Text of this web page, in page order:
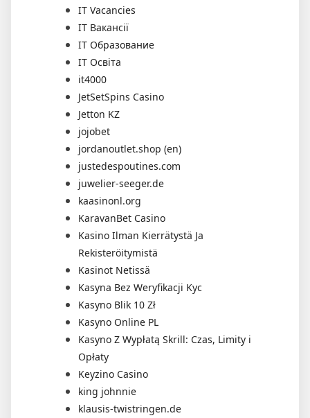
IT Vacancies
IT Вакансії
IT Образование
IT Освіта
it4000
JetSetSpins Casino
Jetton KZ
jojobet
jordanoutlet.shop (en)
justedespoutines.com
juwelier-seeger.de
kaasinonl.org
KaravanBet Casino
Kasino Ilman Kierrätystä Ja
Rekisteröitymistä
Kasinot Netissä
Kasyna Bez Weryfikacji Kyc
Kasyno Blik 10 Zł
Kasyno Online PL
Kasyno Z Wypłatą Skrill: Czas, Limity i
Opłaty
Keyzino Casino
king johnnie
klausis-twistringen.de